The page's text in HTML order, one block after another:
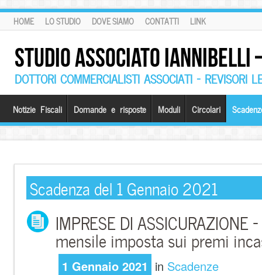
HOME LO STUDIO DOVE SIAMO CONTATTI LINK
STUDIO ASSOCIATO
DOTTORI COMMERCIALISTI ASSOCIATI – REVISORI
Notizie Fiscali Domande e risposte Moduli Circolari
Scadenza del 1 Gennaio 2021
IMPRESE DI ASSICURAZIONE
mensile imposta sui premi
1 Gennaio 2021 in Scadenze